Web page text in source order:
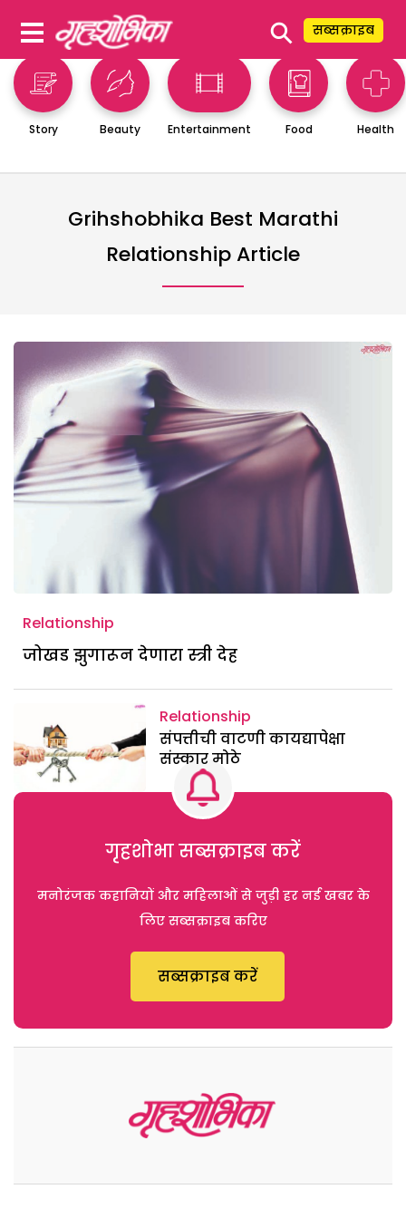
⚲ सब्सक्राइब
Story Beauty Entertainment Food Health
Grihshobhika Best Marathi
Relationship Article
Relationship
जोखड झुगारून देणारा स्त्री देह
Relationship
संपत्तीची वाटणी कायद्यापेक्षा
संस्कार मोठे
गृहशोभा सब्सक्राइब करें
मनोरंजक कहानियों और महिलाओं से जुड़ी हर नई खबर के
लिए सब्सक्राइब करिए
सब्सक्राइब करें